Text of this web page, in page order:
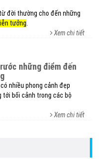
đời thường cho đến những
tưởng
Xem chi tiết
nhiều phong cảnh đẹp
tới bối cảnh trong các bộ
Xem chi tiết